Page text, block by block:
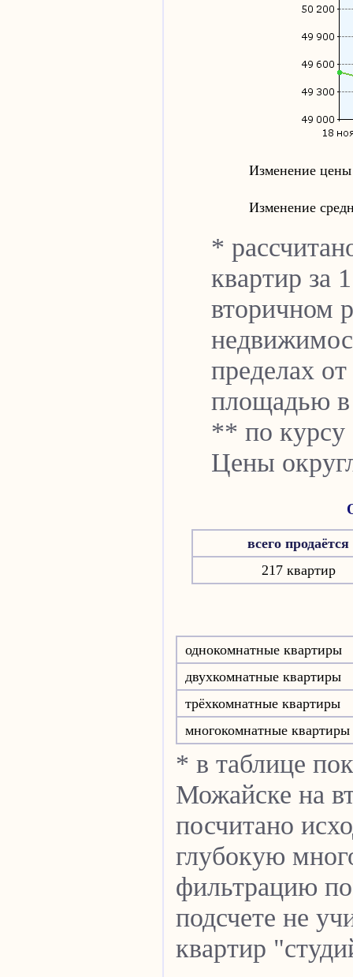
Изменение цены
Изменение
*
квартир за
вторичном
пределах
площадью в
** по
Цены
всего продаётся
217 квартир
однокомнатные квартиры
двухкомнатные квартиры
трёхкомнатные квартиры
многокомнатные квартиры
* в таблице
Можайске на
посчитано
глубокую
фильтрацию
подсчете не
квартир